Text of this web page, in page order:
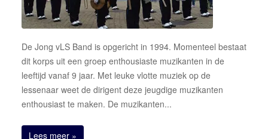
De Jong vLS Band is opgericht in 1994. Momenteel bestaat
dit korps uit een groep enthousiaste muzikanten in de
leeftijd vanaf 9 jaar. Met leuke vlotte muziek op de
lessenaar weet de dirigent deze jeugdige muzikanten
enthousiast te maken. De muzikanten...
Lees meer »